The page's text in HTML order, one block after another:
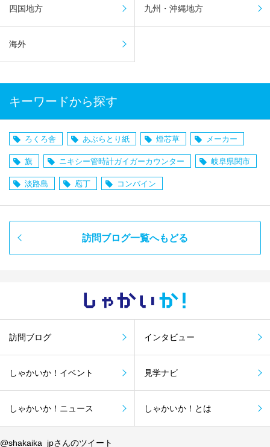
四国地方 九州・沖縄地方
海外
キーワードから探す
ろくろ舎 あぶらとり紙 燈芯草 メーカー
旗 ニキシー管時計ガイガーカウンター 岐阜県関市
淡路島 庖丁 コンバイン
訪問ブログ一覧へもどる
しゃかい か！
訪問ブログ インタビュー
しゃかいか！イベント 見学ナビ
しゃかいか！ニュース しゃかいか！とは
@shakaika_jpさんのツイート